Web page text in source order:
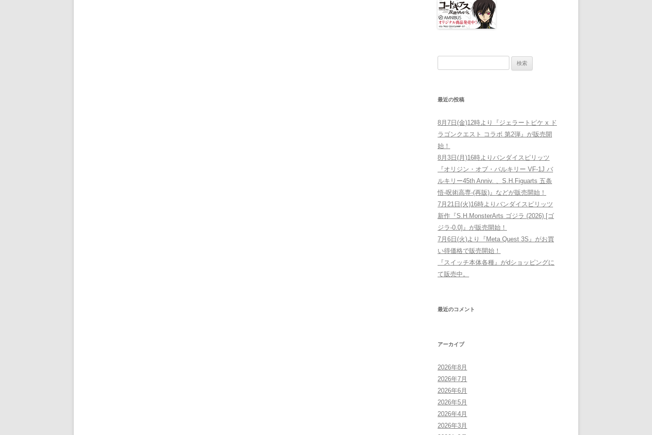
最近の投稿
8月7日(金)12時より『ジェラートピケ x ド
ラゴンクエスト コラボ 第2弾』が販売開
始！
8月3日(月)16時よりバンダイスピリッツ
『オリジン・オブ・バルキリー VF-1J バ
ルキリー45th Anniv. 、S.H.Figuarts 五条
悟-呪術高専-(再販)』などが販売開始！
7月21日(火)16時よりバンダイスピリッツ
新作『S.H.MonsterArts ゴジラ (2026) [ゴ
ジラ-0.0]』が販売開始！
7月6日(火)より『Meta Quest 3S』がお買
い得価格で販売開始！
『スイッチ本体各種』がdショッピングに
て販売中。
最近のコメント
アーカイブ
2026年8月
2026年7月
2026年6月
2026年5月
2026年4月
2026年3月